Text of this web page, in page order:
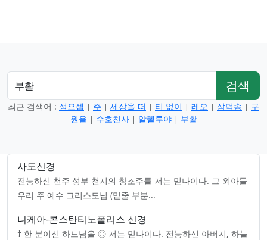
검색
최근 검색어 : 성요셉 | 주 | 세상을 떠 | 티 없이 | 레오 | 삼덕송 | 구
원을 | 수호천사 | 알렐루야 | 부활
사도신경
전능하신 천주 성부 천지의 창조주를 저는 믿나이다. 그 외아들
우리 주 예수 그리스도님 (밑줄 부분...
니케아-콘스탄티노폴리스 신경
† 한 분이신 하느님을 ◎ 저는 믿나이다. 전능하신 아버지, 하늘